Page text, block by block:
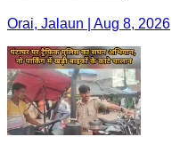
Orai, Jalaun | Aug 8, 2026